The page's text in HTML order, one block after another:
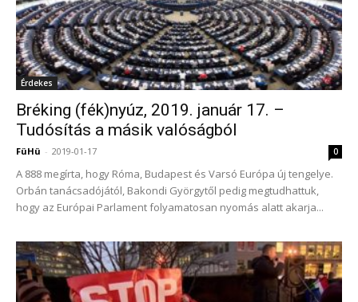
Érdekes
Bréking (fék)nyúz, 2019. január 17. –
Tudósítás a másik valóságból
FüHü - 2019-01-17 0
A 888 megírta, hogy Róma, Budapest és Varsó Európa új tengelye.
Orbán tanácsadójától, Bakondi Györgytől pedig megtudhattuk,
hogy az Európai Parlament folyamatosan nyomás alatt akarja...